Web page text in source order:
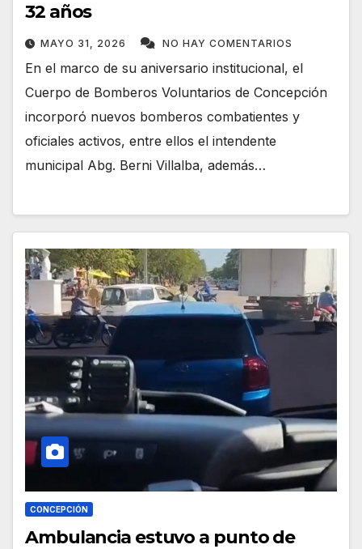
32 años
MAYO 31, 2026 NO HAY COMENTARIOS
En el marco de su aniversario institucional, el
Cuerpo de Bomberos Voluntarios de Concepción
incorporó nuevos bomberos combatientes y
oficiales activos, entre ellos el intendente
municipal Abg. Berni Villalba, además…
CONCEPCIÓN
Ambulancia estuvo a punto de